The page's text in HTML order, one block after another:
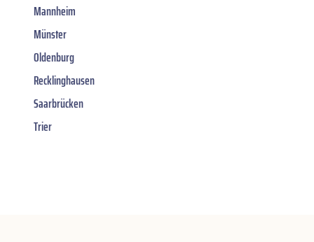
Mannheim
Münster
Oldenburg
Recklinghausen
Saarbrücken
Trier